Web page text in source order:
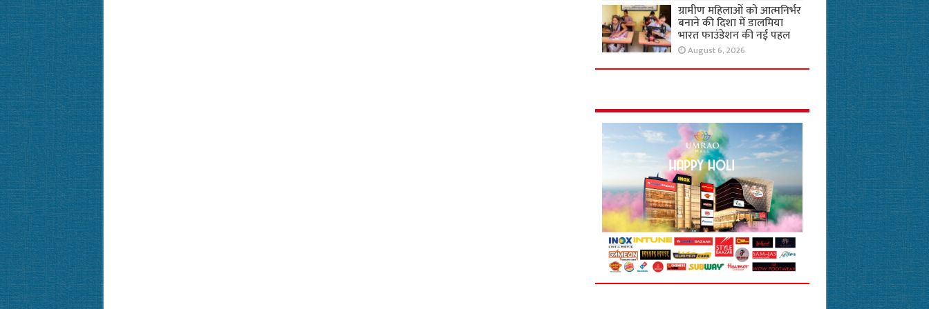
ग्रामीण महिलाओं को आत्मनिर्भर
बनाने की दिशा में डालमिया
भारत फाउंडेशन की नई पहल
August 6, 2026